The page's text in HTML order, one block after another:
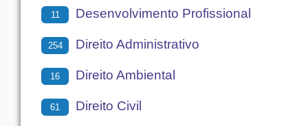
11 Desenvolvimento Profissional
254 Direito Administrativo
16 Direito Ambiental
61 Direito Civil